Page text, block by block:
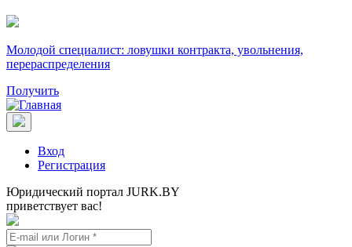
Молодой специалист: ловушки контракта, увольнения,
перераспределения
Получить
Вход
Регистрация
Юридический портал JURK.BY
приветствует вас!